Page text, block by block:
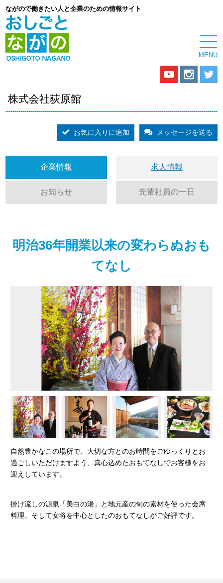
ながので働きたい人と企業のための情報サイト
株式会社荻原館
お気に入りに追加 メッセージを送る
企業情報 求人情報
お知らせ 先輩社員の一日
明治36年開業以来の変わらぬおも
てなし
自然豊かなこの場所で、大切な方とのお時間をごゆっくりとお
過ごしいただけますよう、真心込めたおもてなしでお客様をお
迎えしています。
掛け流しの源泉「美白の湯」と地元産の旬の素材を使った会席
料理、そして女将を中心としたのおもてなしがご好評です。